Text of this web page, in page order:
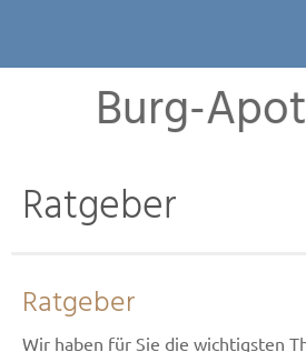
Burg-
Ratgeber
Ratgeber
Wir haben für Sie die wichtigsten